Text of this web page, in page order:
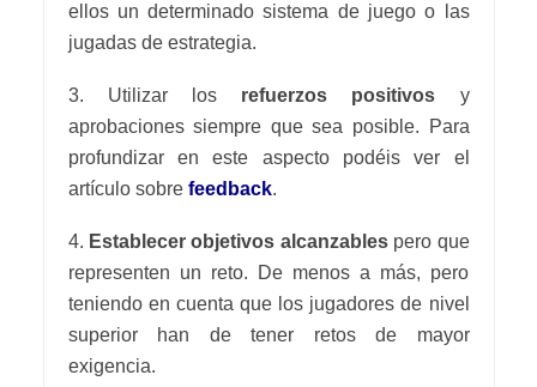
ellos un determinado sistema de juego o las
jugadas de estrategia.
3. Utilizar los refuerzos positivos y
aprobaciones siempre que sea posible. Para
profundizar en este aspecto podéis ver el
artículo sobre feedback.
4. Establecer objetivos alcanzablespero que
representen un reto. De menos a más, pero
teniendo en cuenta que los jugadores de nivel
superior han de tener retos de mayor
exigencia.